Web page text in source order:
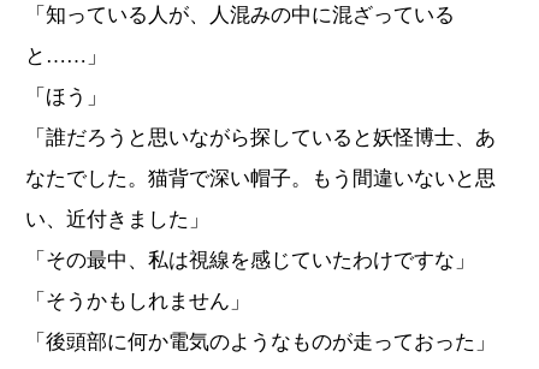
「知っている人が、人混みの中に混ざっている
と……」
「ほう」
「誰だろうと思いながら探していると妖怪博士、あ
なたでした。猫背で深い帽子。もう間違いないと思
い、近付きました」
「その最中、私は視線を感じていたわけですな」
「そうかもしれません」
「後頭部に何か電気のようなものが走っておった」